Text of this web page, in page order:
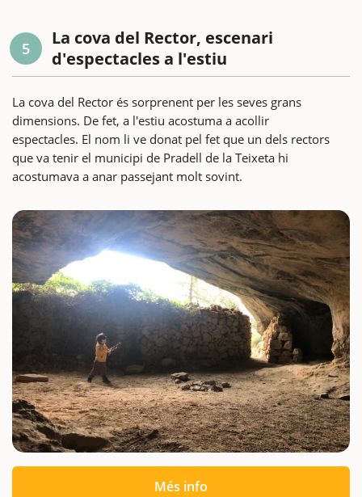
5
La cova del Rector, escenari
d'espectacles a l'estiu
La cova del Rector és sorprenent per les seves grans
dimensions. De fet, a l'estiu acostuma a acollir
espectacles. El nom li ve donat pel fet que un dels rectors
que va tenir el municipi de Pradell de la Teixeta hi
acostumava a anar passejant molt sovint.
Més info